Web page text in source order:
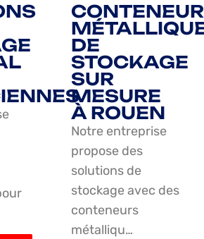
DE
STOCKAGE
SUR
MESURE
À ROUEN
Notre entreprise
propose des
solutions de
stockage avec des
conteneurs
métalliqu…